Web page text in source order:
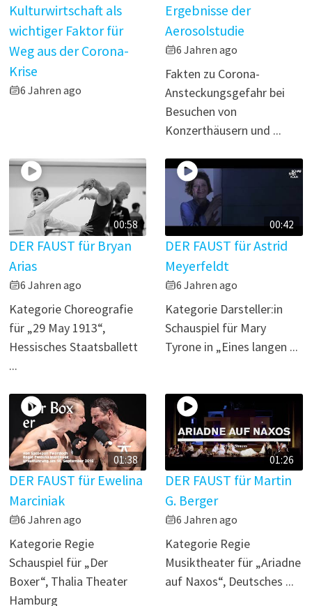
Kulturwirtschaft als
wichtiger Faktor für
Weg aus der Corona-
Krise
6 Jahren ago
Ergebnisse der
Aerosolstudie
6 Jahren ago
Fakten zu Corona-
Ansteckungsgefahr bei
Besuchen von
Konzerthäusern und ...
00:58
DER FAUST für Bryan
Arias
6 Jahren ago
Kategorie Choreografie
für „29 May 1913“,
Hessisches Staatsballett
...
00:42
DER FAUST für Astrid
Meyerfeldt
6 Jahren ago
Kategorie Darsteller:in
Schauspiel für Mary
Tyrone in „Eines langen ...
01:38
DER FAUST für Ewelina
Marciniak
6 Jahren ago
Kategorie Regie
Schauspiel für „Der
Boxer“, Thalia Theater
Hamburg
01:26
DER FAUST für Martin
G. Berger
6 Jahren ago
Kategorie Regie
Musiktheater für „Ariadne
auf Naxos“, Deutsches ...